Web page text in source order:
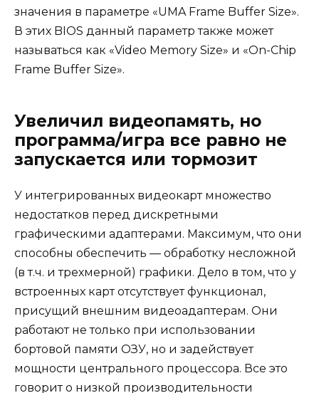
значения в параметре «UMA Frame Buffer Size».
В этих BIOS данный параметр также может
называться как «Video Memory Size» и «On-Chip
Frame Buffer Size».
Увеличил видеопамять, но
программа/игра все равно не
запускается или тормозит
У интегрированных видеокарт множество
недостатков перед дискретными
графическими адаптерами. Максимум, что они
способны обеспечить — обработку несложной
(в т.ч. и трехмерной) графики. Дело в том, что у
встроенных карт отсутствует функционал,
присущий внешним видеоадаптерам. Они
работают не только при использовании
бортовой памяти ОЗУ, но и задействует
мощности центрального процессора. Все это
говорит о низкой производительности